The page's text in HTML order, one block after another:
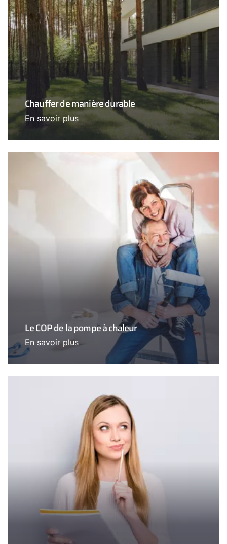
Chauffer de manière durable
En savoir plus
Le COP de la pompe à chaleur
En savoir plus